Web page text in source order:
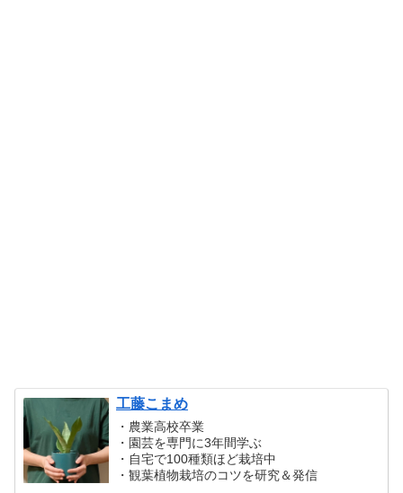
工藤こまめ
・農業高校卒業
・園芸を専門に3年間学ぶ
・自宅で100種類ほど栽培中
・観葉植物栽培のコツを研究＆発信